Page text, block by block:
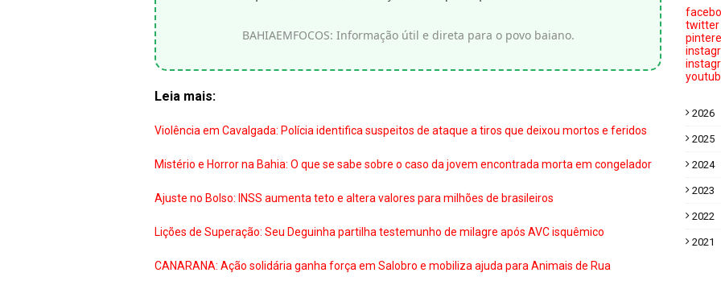
BAHIAEMFOCOS: Informação útil e direta para o povo baiano.
Leia mais:
Violência em Cavalgada: Polícia identifica suspeitos de ataque a tiros que deixou mortos e feridos
Mistério e Horror na Bahia: O que se sabe sobre o caso da jovem encontrada morta em congelador
Ajuste no Bolso: INSS aumenta teto e altera valores para milhões de brasileiros
Lições de Superação: Seu Deguinha partilha testemunho de milagre após AVC isquêmico
CANARANA: Ação solidária ganha força em Salobro e mobiliza ajuda para Animais de Rua
twitter
2026
2025
2024
2023
2022
2021